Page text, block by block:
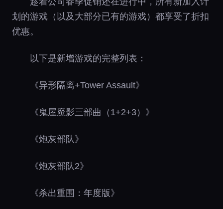
划的游戏（以及大部分已有的游戏）都享受了折扣
优惠。
以下是新增游戏的完整列表：
《异形隔离+Tower Assault》
《鬼屋魔影三部曲（1+2+3）》
《炮灰部队》
《炮灰部队2》
《杀出重围：年度版》